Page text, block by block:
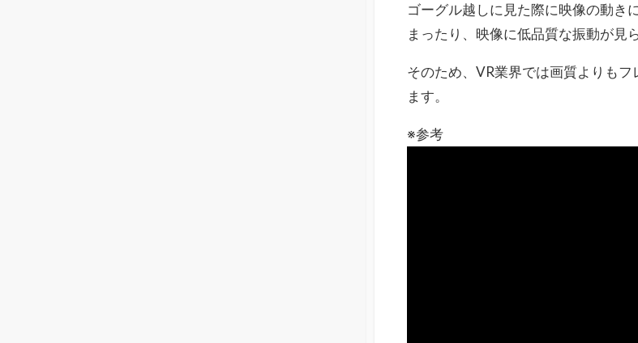
ゴーグル越しに見た際に映像の動き
まったり、映像に低品質な振動が見
そのため、VR業界では画質よりも
ます。
※参考